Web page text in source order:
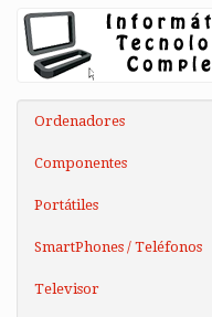
Ordenadores
Componentes
Portátiles
SmartPhones / Teléfonos
Televisor